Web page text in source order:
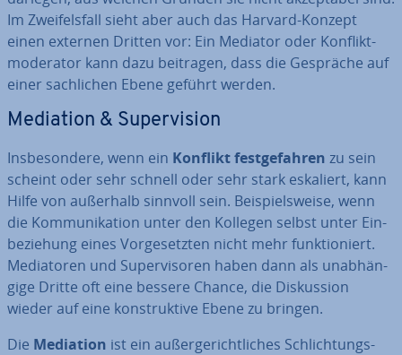
Im Zwei­fels­fall sieht aber auch das Harvard-Konzept
einen externen Dritten vor: Ein Mediator oder Kon­flikt­
mo­de­ra­tor kann dazu beitragen, dass die Gespräche auf
einer sach­li­chen Ebene geführt werden.
Mediation & Su­per­vi­si­on
Ins­be­son­de­re, wenn ein Konflikt fest­ge­fah­ren zu sein
scheint oder sehr schnell oder sehr stark eskaliert, kann
Hilfe von außerhalb sinnvoll sein. Bei­spiels­wei­se, wenn
die Kom­mu­ni­ka­ti­on unter den Kollegen selbst unter Ein­
be­zie­hung eines Vor­ge­setz­ten nicht mehr funk­tio­niert.
Me­dia­to­ren und Su­per­vi­so­ren haben dann als un­ab­hän­
gi­ge Dritte oft eine bessere Chance, die Dis­kus­si­on
wieder auf eine kon­struk­ti­ve Ebene zu bringen.
Die Mediation ist ein au­ßer­ge­richt­li­ches Schlich­tungs­